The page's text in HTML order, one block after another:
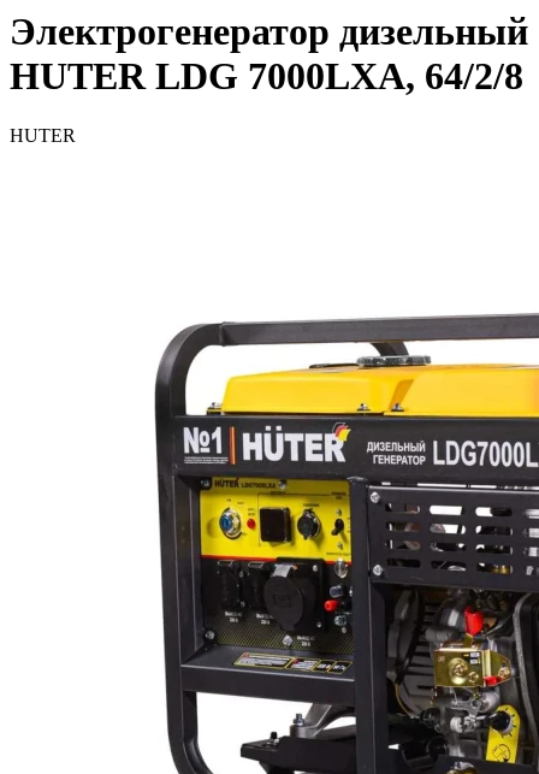
Электрогенератор дизельный
HUTER LDG 7000LXA, 64/2/8
HUTER